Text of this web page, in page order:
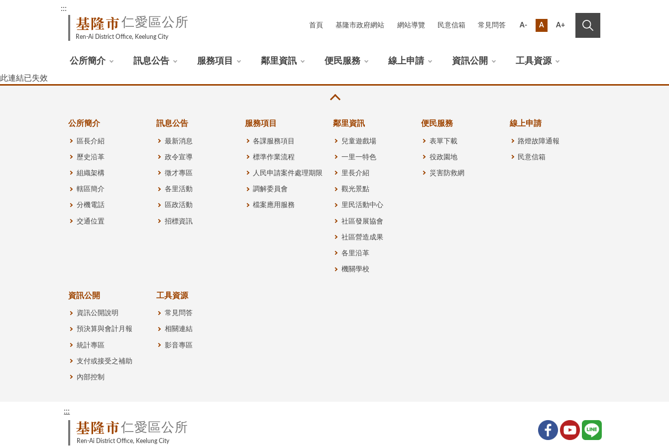
:::
基隆市仁愛區公所
Ren-Ai District Office, Keelung City
首頁 基隆市政府網站 網站導覽 民意信箱 常見問答 A- A A+
公所簡介 訊息公告 服務項目 鄰里資訊 便民服務 線上申請 資訊公開 工具資源
此連結已失效
公所簡介
區長介紹
歷史沿革
組織架構
轄區簡介
分機電話
交通位置
訊息公告
最新消息
政令宣導
徵才專區
各里活動
區政活動
招標資訊
服務項目
各課服務項目
標準作業流程
人民申請案件處理期限
調解委員會
檔案應用服務
鄰里資訊
兒童遊戲場
一里一特色
里長介紹
觀光景點
里民活動中心
社區發展協會
社區營造成果
各里沿革
機關學校
便民服務
表單下載
役政園地
災害防救網
線上申請
路燈故障通報
民意信箱
資訊公開
資訊公開說明
預決算與會計月報
統計專區
支付或接受之補助
內部控制
工具資源
常見問答
相關連結
影音專區
:::
基隆市仁愛區公所
Ren-Ai District Office, Keelung City